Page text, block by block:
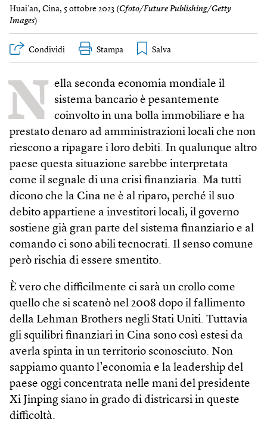
Huai’an, Cina, 5 ottobre 2023 (Cfoto/Future Publishing/Getty
Images)
Condividi Stampa
N ella seconda economia mondiale il
sistema bancario è pesantemente
coinvolto in una bolla immobiliare e ha
prestato denaro ad amministrazioni locali che non
riescono a ripagare i loro debiti. In qualunque altro
paese questa situazione sarebbe interpretata
come il segnale di una crisi finanziaria. Ma tutti
dicono che la Cina ne è al riparo, perché il suo
debito appartiene a investitori locali, il governo
sostiene già gran parte del sistema finanziario e al
comando ci sono abili tecnocrati. Il senso comune
però rischia di essere smentito.
È vero che difficilmente ci sarà un crollo come
quello che si scatenò nel 2008 dopo il fallimento
della Lehman Brothers negli Stati Uniti. Tuttavia
gli squilibri finanziari in Cina sono così estesi da
averla spinta in un territorio sconosciuto. Non
sappiamo quanto l’economia e la leadership del
paese oggi concentrata nelle mani del presidente
Xi Jinping siano in grado di districarsi in queste
difficoltà.